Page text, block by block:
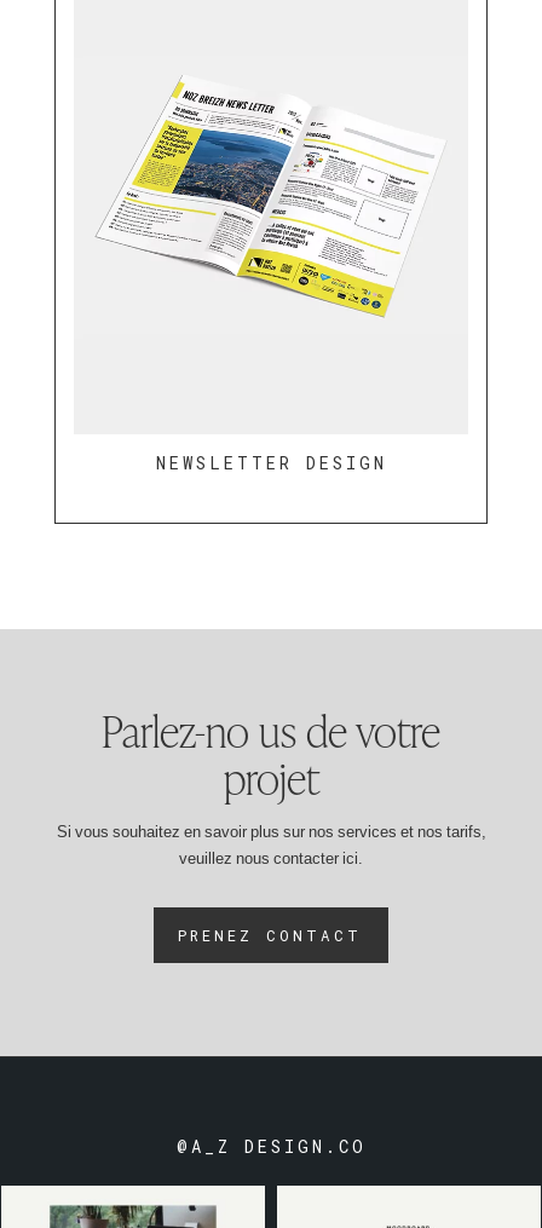
NEWSLETTER DESIGN
Parlez-no us de votre
projet
Si vous souhaitez en savoir plus sur nos services et nos tarifs,
veuillez nous contacter ici.
PRENEZ CONTACT
@A_Z DESIGN.CO